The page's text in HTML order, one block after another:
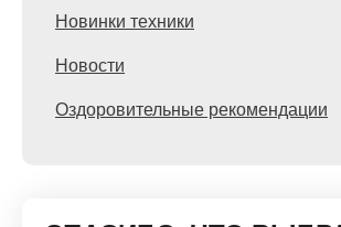
Новинки техники
Новости
Оздоровительные рекомендации